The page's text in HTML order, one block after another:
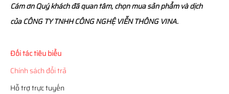
Cám ơn Quý khách đã quan tâm, chọn mua sản phẩm và dịch
của CÔNG TY TNHH CÔNG NGHỆ VIỄN THÔNG VINA.
Đối tác tiêu biểu
Chính sách đổi trả
Hỗ trợ trực tuyến